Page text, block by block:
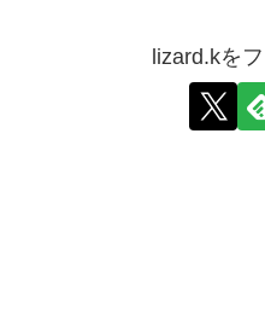
lizard.kを